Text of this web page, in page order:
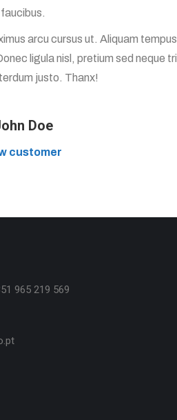
faucibus.
arcu cursus ut. Aliquam
ligula nisl, pretium sed neque
justo. Thanx!
Doe
customer
965 219 569